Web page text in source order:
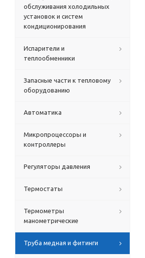
обслуживания холодильных
установок и систем
кондиционирования
Испарители и
теплообменники
Запасные части к тепловому
оборудованию
Автоматика
Микропроцессоры и
контроллеры
Регуляторы давления
Термостаты
Термометры
манометрические
Труба медная и фитинги